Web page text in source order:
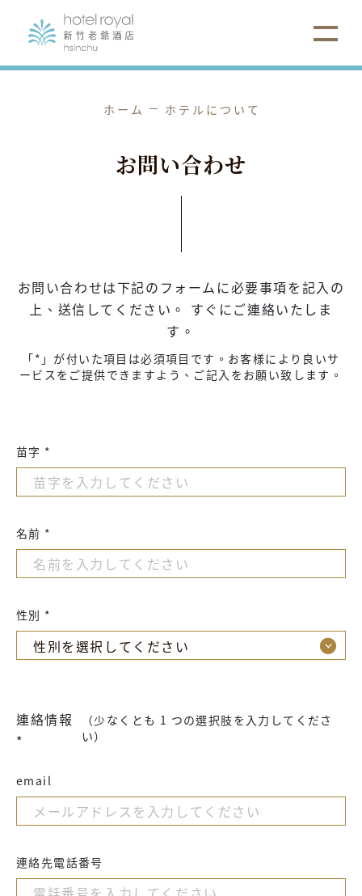
ホーム ホテルについて
お問い合わせ
お問い合わせは下記のフォームに必要事項を記入の
上、送信してください。 すぐにご連絡いたしま
す。
「*」が付いた項目は必須項目です。お客様により良いサ
ービスをご提供できますよう、ご記入をお願い致します。
苗字 *
名前 *
性別 *
連絡情報
*
（少なくとも 1 つの選択肢を入力してくださ
い）
email
連絡先電話番号